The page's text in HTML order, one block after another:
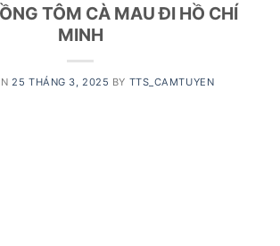
TÔM CÀ MAU ĐI HỒ CHÍ
MINH
25 THÁNG 3, 2025 BY TTS_CAMTUYEN